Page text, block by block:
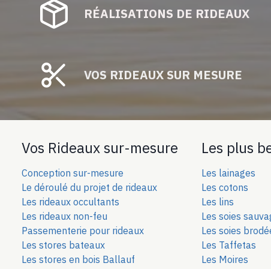
RÉALISATIONS DE RIDEAUX
VOS RIDEAUX SUR MESURE
Vos Rideaux sur-mesure
Conception sur-mesure
Le déroulé du projet de rideaux
Les rideaux occultants
Les rideaux non-feu
Passementerie pour rideaux
Les stores bateaux
Les stores en bois Ballauf
Les plus
Les lainages
Les cotons
Les lins
Les soies
Les soies bro
Les Taffetas
Les Moires